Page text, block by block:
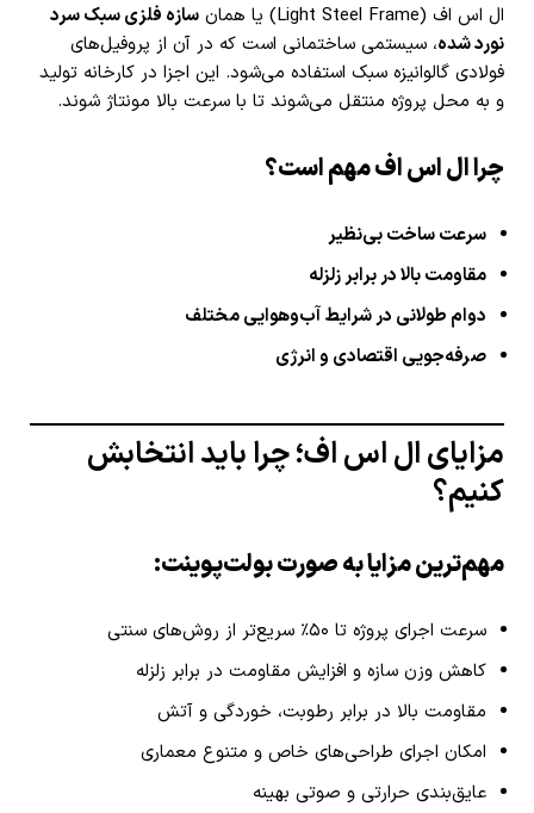
ال اس اف (Light Steel Frame) یا همان
سازه فلزی سبک سرد
نورد شده، سیستمی ساختمانی است که در آن از پروفیل‌های
فولادی گالوانیزه سبک استفاده می‌شود. این اجزا در کارخانه تولید
و به محل پروژه منتقل می‌شوند تا با سرعت بالا مونتاژ شوند.
چرا ال اس اف مهم است؟
سرعت ساخت بی‌نظیر
مقاومت بالا در برابر زلزله
دوام طولانی در شرایط آب‌وهوایی مختلف
صرفه‌جویی اقتصادی و انرژی
مزایای ال اس اف؛ چرا باید انتخابش
کنیم؟
مهم‌ترین مزایا به صورت بولت‌پوینت:
سرعت اجرای پروژه تا ۵۰٪ سریع‌تر از روش‌های سنتی
کاهش وزن سازه و افزایش مقاومت در برابر زلزله
مقاومت بالا در برابر رطوبت، خوردگی و آتش
امکان اجرای طراحی‌های خاص و متنوع معماری
عایق‌بندی حرارتی و صوتی بهینه